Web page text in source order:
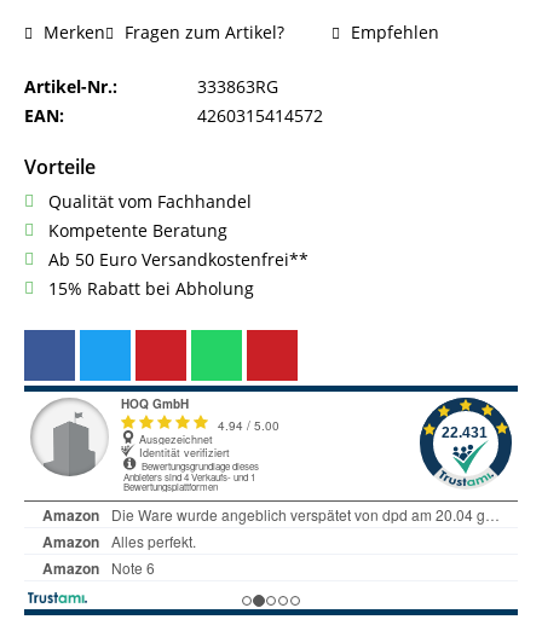
Merken Fragen zum Artikel? Empfehlen
Artikel-Nr.:
333863RG
EAN:
4260315414572
Vorteile
Qualität vom Fachhandel
Kompetente Beratung
Ab 50 Euro Versandkostenfrei**
15% Rabatt bei Abholung